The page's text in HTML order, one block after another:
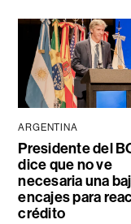
ARGENTINA
Presidente del
dice que no ve
necesaria una
encajes para
crédito